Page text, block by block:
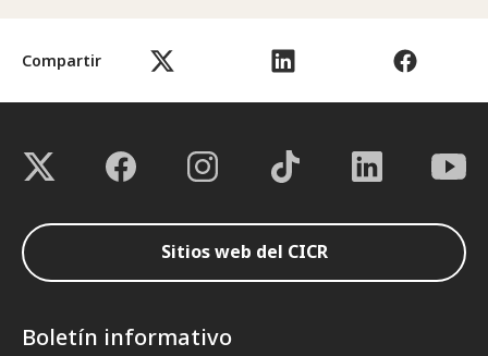
Compartir
Sitios web del CICR
Boletín informativo